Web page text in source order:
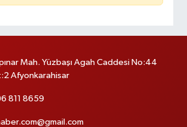
Mah. Yüzbaşı Agah Caddesi No:44
Afyonkarahisar
811 8659